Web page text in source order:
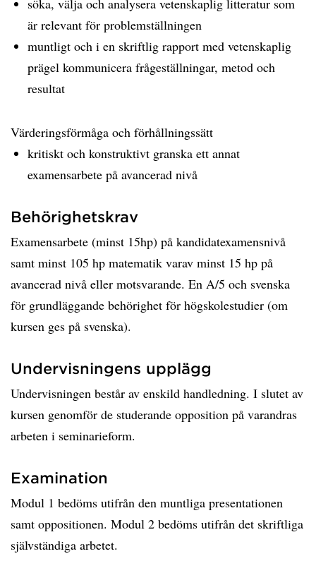
söka, välja och analysera vetenskaplig litteratur som
är relevant för problemställningen
muntligt och i en skriftlig rapport med vetenskaplig
prägel kommunicera frågeställningar, metod och
resultat
Värderingsförmåga och förhållningssätt
kritiskt och konstruktivt granska ett annat
examensarbete på avancerad nivå
Behörighetskrav
Examensarbete (minst 15hp) på kandidatexamensnivå
samt minst 105 hp matematik varav minst 15 hp på
avancerad nivå eller motsvarande. En A/5 och svenska
för grundläggande behörighet för högskolestudier (om
kursen ges på svenska).
Undervisningens upplägg
Undervisningen består av enskild handledning. I slutet av
kursen genomför de studerande opposition på varandras
arbeten i seminarieform.
Examination
Modul 1 bedöms utifrån den muntliga presentationen
samt oppositionen. Modul 2 bedöms utifrån det skriftliga
självständiga arbetet.